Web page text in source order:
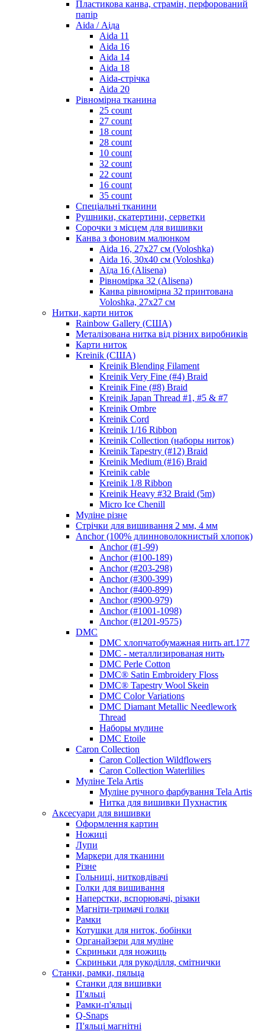
Пластикова канва, страмін, перфорований
папір
Aida / Аіда
Aida 11
Aida 16
Aida 14
Aida 18
Aida-стрічка
Aida 20
Рівномірна тканина
25 count
27 count
18 count
28 count
10 count
32 count
22 count
16 count
35 count
Спеціальні тканини
Рушники, скатертини, серветки
Сорочки з місцем для вишивки
Канва з фоновим малюнком
Aida 16, 27х27 см (Voloshka)
Aida 16, 30х40 см (Voloshka)
Аїда 16 (Alisena)
Рівномірка 32 (Alisena)
Канва рівномірна 32 принтована
Voloshka, 27х27 см
Нитки, карти ниток
Rainbow Gallery (США)
Металізована нитка від різних виробників
Карти ниток
Kreinik (США)
Kreinik Blending Filament
Kreinik Very Fine (#4) Braid
Kreinik Fine (#8) Braid
Kreinik Japan Thread #1, #5 & #7
Kreinik Ombre
Kreinik Cord
Kreinik 1/16 Ribbon
Kreinik Collection (наборы ниток)
Kreinik Tapestry (#12) Braid
Kreinik Medium (#16) Braid
Kreinik cable
Kreinik 1/8 Ribbon
Kreinik Heavy #32 Braid (5m)
Micro Ice Chenill
Муліне різне
Стрічки для вишивання 2 мм, 4 мм
Anchor (100% длинноволокнистый хлопок)
Anchor (#1-99)
Anchor (#100-189)
Anchor (#203-298)
Anchor (#300-399)
Anchor (#400-899)
Anchor (#900-979)
Anchor (#1001-1098)
Anchor (#1201-9575)
DMC
DMC хлопчатобумажная нить art.177
DMC - металлизированая нить
DMC Perle Cotton
DMC® Satin Embroidery Floss
DMC® Tapestry Wool Skein
DMC Color Variations
DMC Diamant Metallic Needlework
Thread
Наборы мулине
DMC Etoile
Caron Collection
Caron Collection Wildflowers
Caron Collection Waterlilies
Муліне Tela Artis
Муліне ручного фарбування Tela Artis
Нитка для вишивки Пухнастик
Аксесуари для вишивки
Оформлення картин
Ножиці
Лупи
Маркери для тканини
Різне
Гольниці, нитковдівачі
Голки для вишивання
Наперстки, вспорювачі, різаки
Магніти-тримачі голки
Рамки
Котушки для ниток, бобінки
Органайзери для муліне
Скриньки для ножиць
Скриньки для рукоділля, смітнички
Станки, рамки, пяльца
Станки для вишивки
П'яльці
Рамки-п'яльці
Q-Snaps
П'яльці магнітні